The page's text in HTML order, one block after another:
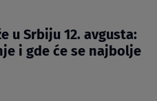
u Srbiju 12. avgusta:
i gde će se najbolje